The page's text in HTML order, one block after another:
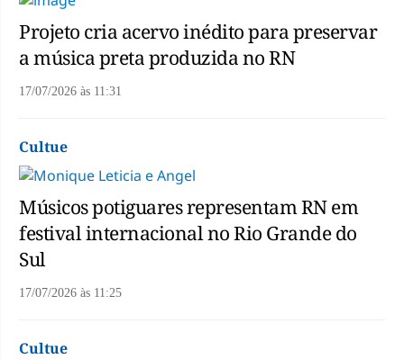
Projeto cria acervo inédito para preservar
a música preta produzida no RN
17/07/2026 às 11:31
Cultue
Músicos potiguares representam RN em
festival internacional no Rio Grande do
Sul
17/07/2026 às 11:25
Cultue